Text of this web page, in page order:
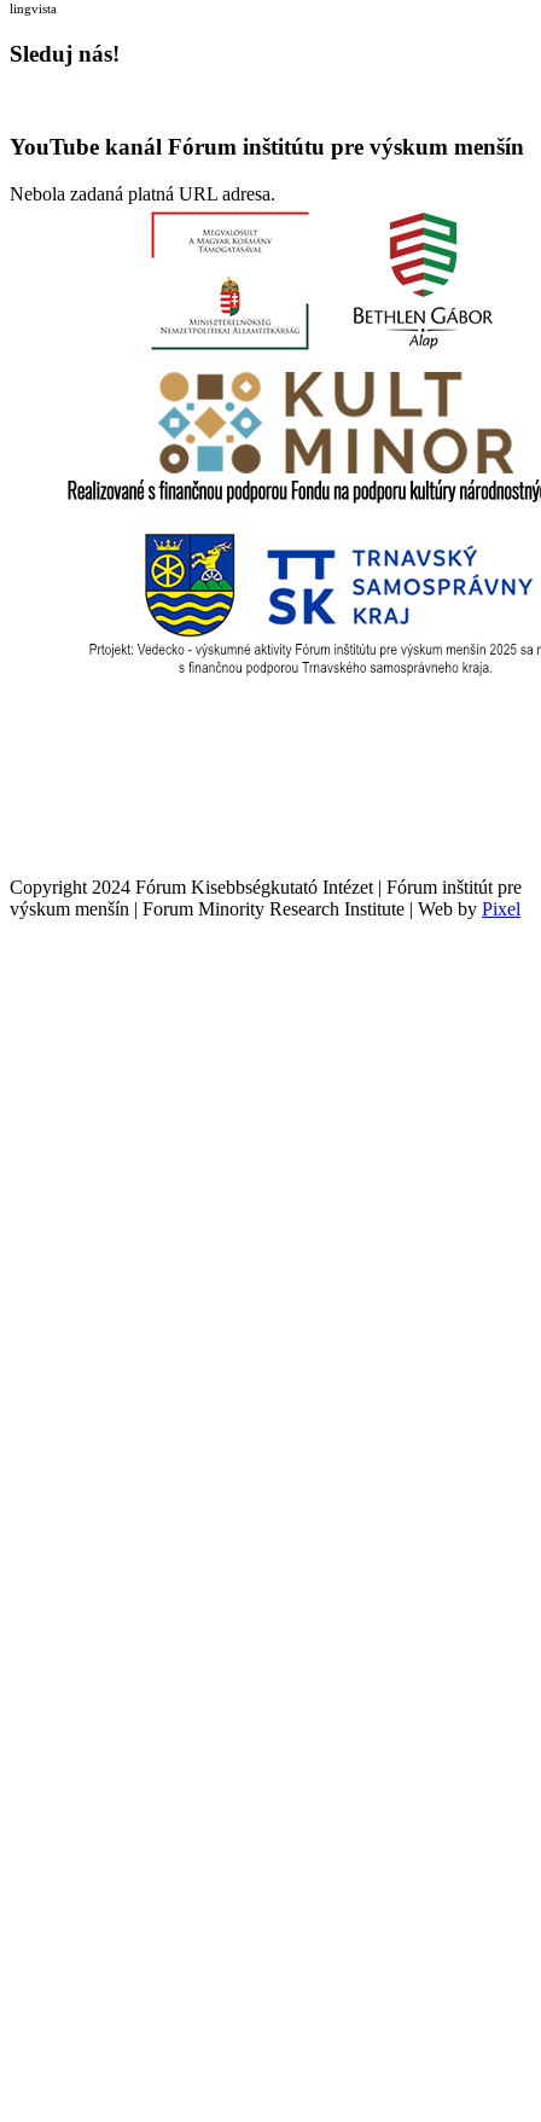
lingvista
Sleduj nás!
YouTube kanál Fórum inštitútu pre výskum menšín
Nebola zadaná platná URL adresa.
Copyright 2024 Fórum Kisebbségkutató Intézet | Fórum inštitút pre
výskum menšín | Forum Minority Research Institute | Web by Pixel